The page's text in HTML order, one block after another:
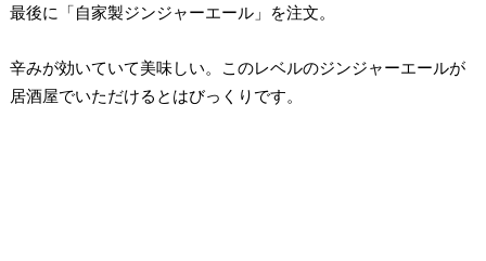
最後に「自家製ジンジャーエール」を注文。
辛みが効いていて美味しい。このレベルのジンジャーエールが
居酒屋でいただけるとはびっくりです。